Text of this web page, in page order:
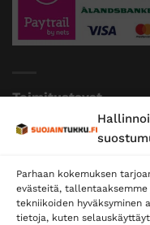
Parhaan kokemuksen
evästeitä,
tekniikoiden hyväksyminen
tietoja, kuten
Toimitustavat
Posti
Postnord